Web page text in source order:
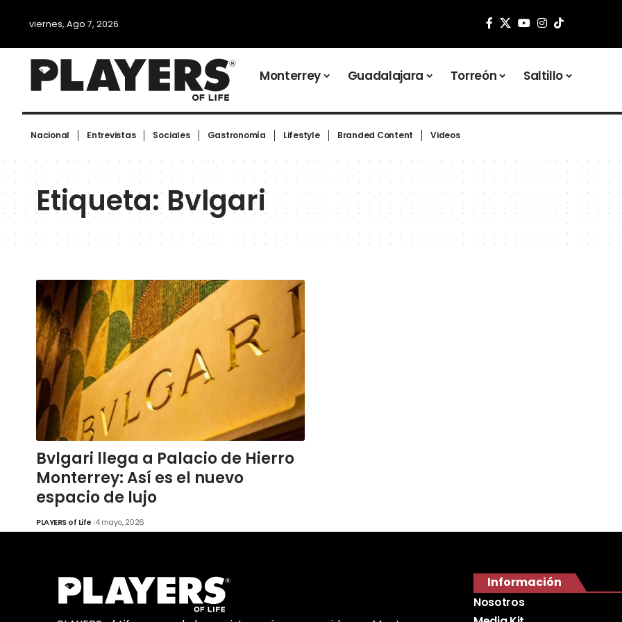
viernes, Ago 7, 2026
Monterrey Guadalajara Torreón Saltillo
Nacional Entrevistas Sociales Gastronomía Lifestyle Branded Content Videos
Etiqueta:Bvlgari
Bvlgari llega a Palacio de Hierro
Monterrey: Así es el nuevo
espacio de lujo
PLAYERS of Life 4 mayo, 2026
Información
Nosotros